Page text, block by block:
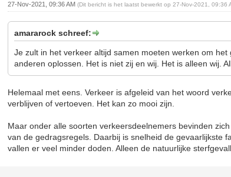
27-Nov-2021, 09:36 AM(Dit bericht is het laatst bewerkt op 27-Nov-2021, 09:36
amararock schreef:
Je zult in het verkeer altijd samen moeten werken om
anderen oplossen. Het is niet zij en wij. Het is alleen wij.
Helemaal met eens. Verkeer is afgeleid van het woord
verblijven of vertoeven. Het kan zo mooi zijn.
Maar onder alle soorten verkeersdeelnemers bevinden
van de gedragsregels. Daarbij is snelheid de gevaarlijkste
vallen er veel minder doden. Alleen de natuurlijke